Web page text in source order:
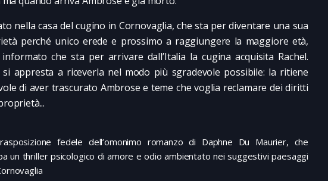
nella casa del cugino in Cornovaglia, che sta per diventare una sua
perché unico erede e prossimo a raggiungere la maggiore età,
che sta per arrivare dall’Italia la cugina acquisita Rachel.
si appresta a riceverla nel modo più sgradevole possibile: la ritiene
di aver trascurato Ambrose e teme che voglia reclamare dei diritti
fedele dell’omonimo romanzo di Daphne Du Maurier, che
un thriller psicologico di amore e odio ambientato nei suggestivi paesaggi